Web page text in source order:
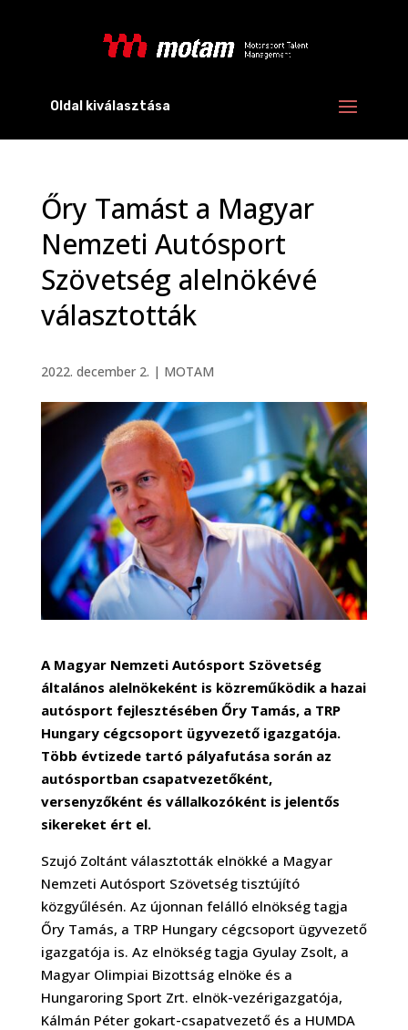
Oldal kiválasztása
Őry Tamást a Magyar
Nemzeti Autósport
Szövetség alelnökévé
választották
2022. december 2. | MOTAM
A Magyar Nemzeti Autósport Szövetség
általános alelnökeként is közreműködik a hazai
autósport fejlesztésében Őry Tamás, a TRP
Hungary cégcsoport ügyvezető igazgatója.
Több évtizede tartó pályafutása során az
autósportban csapatvezetőként,
versenyzőként és vállalkozóként is jelentős
sikereket ért el.
Szujó Zoltánt választották elnökké a Magyar
Nemzeti Autósport Szövetség tisztújító
közgyűlésén. Az újonnan felálló elnökség tagja
Őry Tamás, a TRP Hungary cégcsoport ügyvezető
igazgatója is. Az elnökség tagja Gyulay Zsolt, a
Magyar Olimpiai Bizottság elnöke és a
Hungaroring Sport Zrt. elnök-vezérigazgatója,
Kálmán Péter gokart-csapatvezető és a HUMDA